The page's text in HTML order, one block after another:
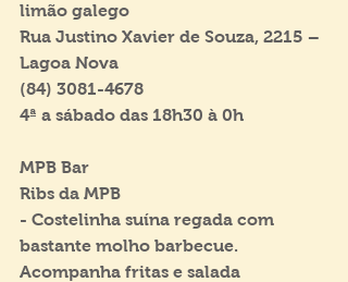
limão galego
Rua Justino Xavier de Souza, 2215 –
Lagoa Nova
(84) 3081-4678
4ª a sábado das 18h30 à 0h
MPB Bar
Ribs da MPB
- Costelinha suína regada com
bastante molho barbecue.
Acompanha fritas e salada